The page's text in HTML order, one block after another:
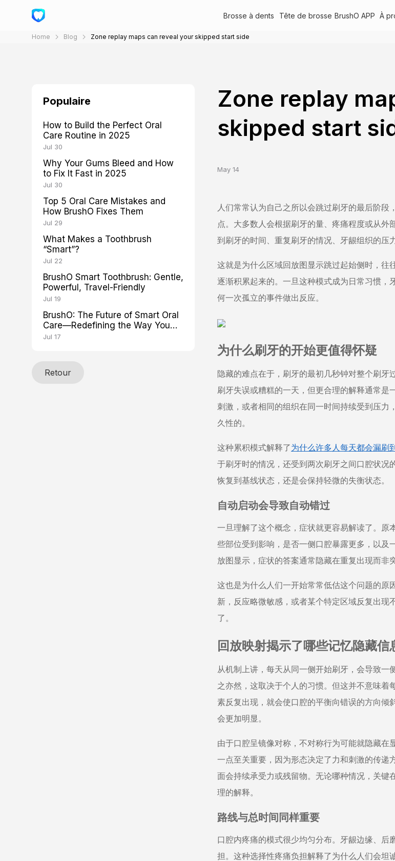
Brosse à dents Tête de brosse BrushO APP À
Home Blog Zone replay maps can reveal your skipped start side
Populaire
How to Build the Perfect Oral
Care Routine in 2025
Jul 30
Why Your Gums Bleed and How
to Fix It Fast in 2025
Jul 30
Top 5 Oral Care Mistakes and
How BrushO Fixes Them
Jul 29
What Makes a Toothbrush
“Smart”?
Jul 22
BrushO Smart Toothbrush: Gentle,
Powerful, Travel-Friendly
Jul 19
BrushO: The Future of Smart Oral
Care—Redefining the Way You
Brush
Jul 17
Retour
Zone replay
skipped start
May 14
人们常常认为自己之所以会跳过刷牙的最后阶
点。大多数人会根据刷牙的量、疼痛程度或从
到刷牙的时间、重复刷牙的情况、牙龈组织的压
这就是为什么区域回放图显示跳过起始侧时，往
逐渐积累起来的。一旦这种模式成为日常习惯，
何一次孤立的事件做出反应。
为什么刷牙的开始更值得怀疑
隐藏的难点在于，刷牙的最初几秒钟对整个刷
刷牙失误或糟糕的一天，但更合理的解释通常是
刺激，或者相同的组织在同一时间持续受到压力
久性的。
这种累积模式解释了为什么许多人每天都会漏刷
于刷牙时的情况，还受到两次刷牙之间口腔状况
恢复到基线状态，还是会保持轻微的失衡状态。
自动启动会导致自动错过
一旦理解了这个概念，症状就更容易解读了。原
些部位受到影响，是否一侧口腔暴露更多，以及
放图显示，症状的答案通常隐藏在重复出现而非
这也是为什么人们一开始常常低估这个问题的原
新，反应略微敏感，或者某个特定区域反复出现
了。
回放映射揭示了哪些记忆隐藏信
从机制上讲，每天从同一侧开始刷牙，会导致一
之亦然，这取决于个人的习惯。但这并不意味着
素反复出现，就会使口腔的平衡向错误的方向倾
会更加明显。
由于口腔呈镜像对称，不对称行为可能就隐藏
一点至关重要，因为形态决定了力和刺激的传递
面会持续承受力或残留物。无论哪种情况，关键
理的解释。
路线与总时间同样重要
口腔内疼痛的模式很少均匀分布。牙龈边缘、后
担。这种选择性疼痛负担解释了为什么人们会坦